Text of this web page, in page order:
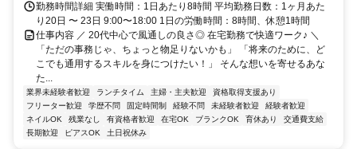
勤務時間詳細 実働時間：1日あたり8時間 平均勤務日数：1ヶ月あた
り20日 〜 23日 9:00〜18:00 1日の労働時間：8時間、休憩1時間
仕事内容 ／ 20代中心で風通しの良さ◎ 在宅勤務で快適ワーク♪ ＼
「ただの事務じゃ、ちょっと物足りないかも」 「将来のために、ど
こでも通用するスキルを身につけたい！」 そんな想いを寄せるあな
た...
業界未経験者歓迎 ランチタイム 主婦・主夫歓迎
資格取得支援あり
フリーター歓迎
学歴不問 固定時間制 経験不問 未経験者歓迎
経験者歓迎
ネイルOK
残業なし 有資格者歓迎 在宅OK ブランクOK 育休あり
交通費支給
長期歓迎
ピアスOK 土日祝休み